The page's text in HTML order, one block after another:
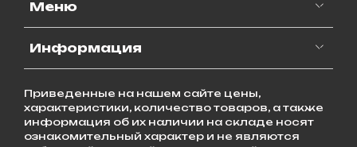
Меню
Информация
Приведенные на нашем сайте цены,
характеристики, количество товаров, а также
информация об их наличии на складе носят
ознакомительный характер и не являются